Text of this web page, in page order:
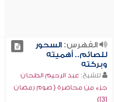
الفهرس:السحور
للصائم.. أهميته
وبركته
للشيخ: عبد الرحيم الطحان
جزء من محاضرة ( صوم رمضان
[3])